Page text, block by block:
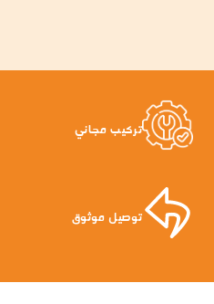
تركيب مجاني
توصيل موثوق